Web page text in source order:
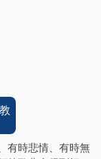
有時悲情、有時無